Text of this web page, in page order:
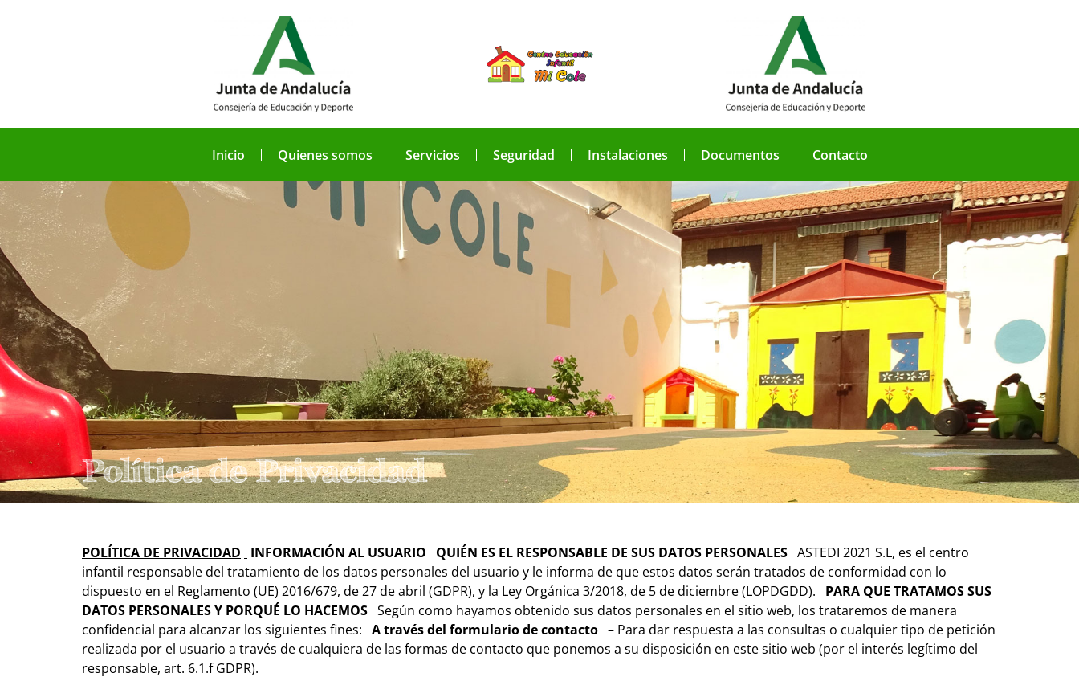
Inicio Quienes somos Servicios Seguridad Instalaciones Documentos Contacto
Política de Privacidad
POLÍTICA DE PRIVACIDAD INFORMACIÓN AL USUARIO QUIÉN ES EL RESPONSABLE DE SUS DATOS PERSONALES ASTEDI 2021 S.L, es el centro
infantil responsable del tratamiento de los datos personales del usuario y le informa de que estos datos serán tratados de conformidad con lo
dispuesto en el Reglamento (UE) 2016/679, de 27 de abril (GDPR), y la Ley Orgánica 3/2018, de 5 de diciembre (LOPDGDD).
PARA QUE TRATAMOS SUS
DATOS PERSONALES Y PORQUÉ LO HACEMOS Según como hayamos obtenido sus datos personales en el sitio web, los trataremos de manera
confidencial para alcanzar los siguientes fines: A través del formulario de contacto – Para dar respuesta a las consultas o cualquier tipo de petición
realizada por el usuario a través de cualquiera de las formas de contacto que ponemos a su disposición en este sitio web (por el interés legítimo del
responsable, art. 6.1.f GDPR).